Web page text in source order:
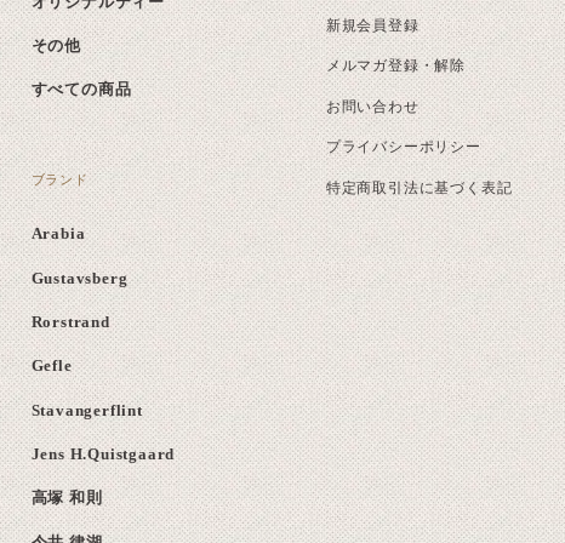
その他
すべての商品
ブランド
Arabia
Gustavsberg
Rorstrand
Gefle
Stavangerflint
Jens H.Quistgaard
高塚 和則
新規会員登録
メルマガ登録・解除
お問い合わせ
プライバシーポリシー
特定商取引法に基づく表記